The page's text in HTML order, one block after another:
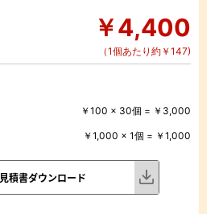
￥4,400
（1個あたり約￥147)
￥100 x 30個 = ￥3,000
￥1,000 x 1個 = ￥1,000
見積書ダウンロード